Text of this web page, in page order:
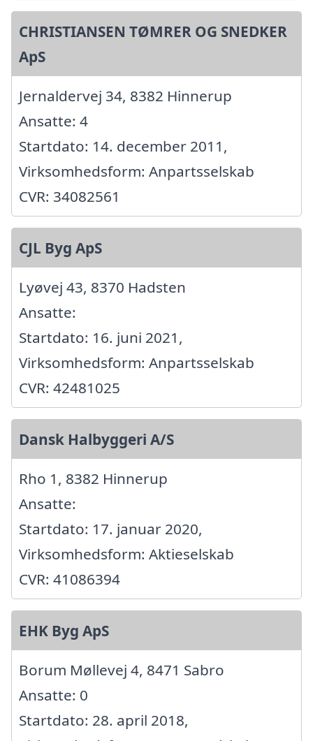
CHRISTIANSEN TØMRER OG SNEDKER
ApS
Jernaldervej 34, 8382 Hinnerup
Ansatte: 4
Startdato: 14. december 2011,
Virksomhedsform: Anpartsselskab
CVR: 34082561
CJL Byg ApS
Lyøvej 43, 8370 Hadsten
Ansatte:
Startdato: 16. juni 2021,
Virksomhedsform: Anpartsselskab
CVR: 42481025
Dansk Halbyggeri A/S
Rho 1, 8382 Hinnerup
Ansatte:
Startdato: 17. januar 2020,
Virksomhedsform: Aktieselskab
CVR: 41086394
EHK Byg ApS
Borum Møllevej 4, 8471 Sabro
Ansatte: 0
Startdato: 28. april 2018,